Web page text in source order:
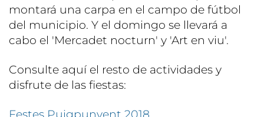
montará una carpa en el campo de fútbol
del municipio. Y el domingo se llevará a
cabo el 'Mercadet nocturn' y 'Art en viu'.
Consulte aquí el resto de actividades y
disfrute de las fiestas: